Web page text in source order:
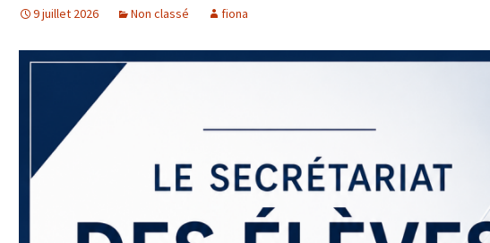
Examens 3e
9 juillet 2026 Non classé fiona